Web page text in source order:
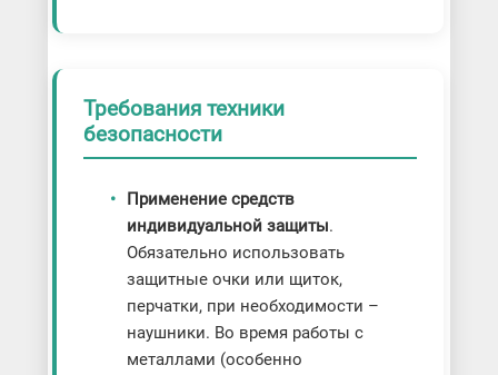
Требования техники
безопасности
Применение средств
индивидуальной защиты.
Обязательно использовать
защитные очки или щиток,
перчатки, при необходимости –
наушники. Во время работы с
металлами (особенно